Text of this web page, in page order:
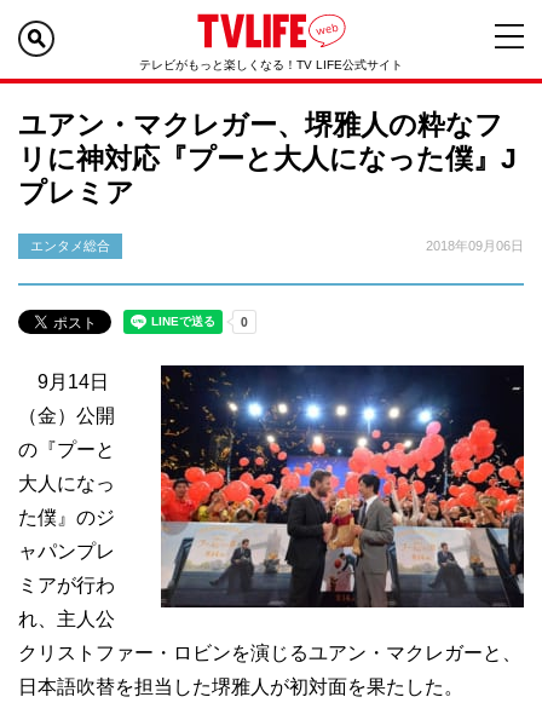
テレビがもっと楽しくなる！TV LIFE公式サイト
ユアン・マクレガー、堺雅人の粋なフ
リに神対応『プーと大人になった僕』J
プレミア
エンタメ総合 2018年09月06日
9月14日
（金）公開
の『プーと
大人になっ
た僕』のジ
ャパンプレ
ミアが行わ
れ、主人公
クリストファー・ロビンを演じるユアン・マクレガーと、
日本語吹替を担当した堺雅人が初対面を果たした。